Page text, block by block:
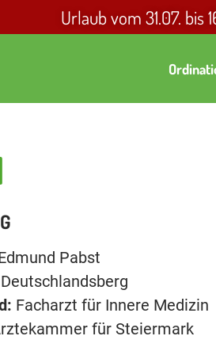
Urlaub vom 31.07.
Pabst
Facharzt für Innere Medizin
für Steiermark